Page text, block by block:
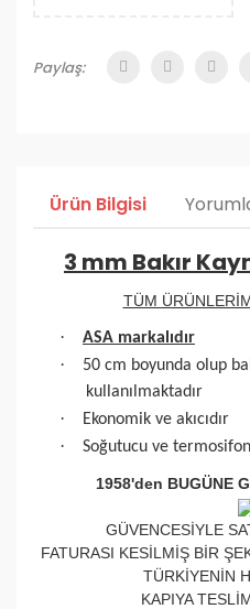
Paylaş:
Ürün Bilgisi
3 mm Bakır
TÜM
· ASA markalıdır
·
50 cm boyunda olup
kullanılmaktadır
· Ekonomik ve akıcıdır
· Soğutucu ve
1958'den BUGÜNE
GÜVENCESİYLE
FATURASI KESİLMİŞ BİR
TÜRKİYENİN
KAPIYA